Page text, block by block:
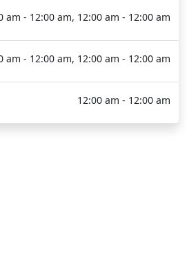
am - 12:00 am, 12:00 am - 12:00 am
am - 12:00 am, 12:00 am - 12:00 am
12:00 am - 12:00 am